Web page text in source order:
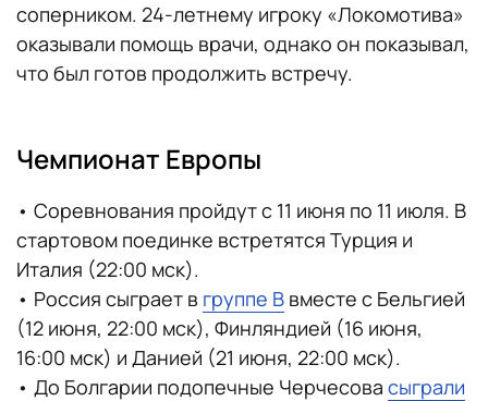
соперником. 24-летнему игроку «Локомотива»
оказывали помощь врачи, однако он показывал,
что был готов продолжить встречу.
Чемпионат Европы
• Соревнования пройдут с 11 июня по 11 июля. В
стартовом поединке встретятся Турция и
Италия (22:00 мск).
• Россия сыграет в группе B вместе с Бельгией
(12 июня, 22:00 мск), Финляндией (16 июня,
16:00 мск) и Данией (21 июня, 22:00 мск).
• До Болгарии подопечные Черчесова сыграли